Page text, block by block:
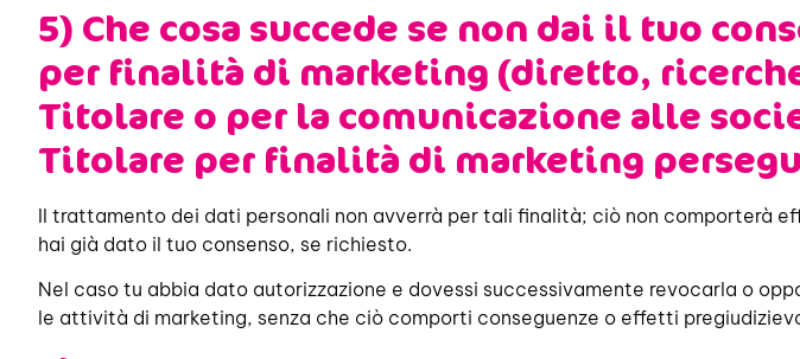
5) Che cosa succede se non dai il tuo
per finalità di marketing (diretto,
Titolare o per la comunicazione alle
Titolare per finalità di marketing
Il trattamento dei dati personali non avverrà per tali finalità; ciò non comporterà
hai già dato il tuo consenso, se richiesto.
Nel caso tu abbia dato autorizzazione e dovessi successivamente revocarla o
le attività di marketing, senza che ciò comporti conseguenze o effetti